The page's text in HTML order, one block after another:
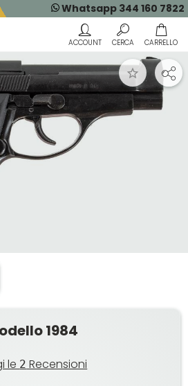
Whatsapp 344 160 7822
1984
le 2 Recensioni